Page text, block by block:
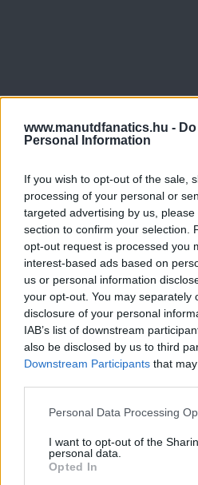
www.manutdfanatics.hu -
Personal Information
If you wish to opt-out of the sale,
processing of your personal or
targeted advertising by us,
section to confirm your selection.
opt-out request is processed you
interest-based ads based on
us or personal information
your opt-out. You may separately
disclosure of your personal
IAB’s list of downstream
also be disclosed by us to third
Downstream Participants that
Please note that this website/app
not limited to your visit or usage
grant or deny consent to Google
use your data for below specified
Personal Data Processing
I want to opt-out of the
personal data.
Opted In
Meccs Center
Manchester
Felkészülési szezon 4. mérkőzés
Nya Ullevi, Göteborg
2026-08-08 17:00